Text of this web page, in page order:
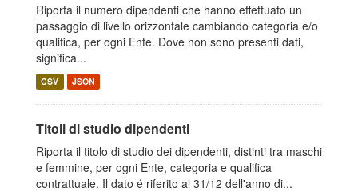
Riporta il numero dipendenti che hanno effettuato un
passaggio di livello orizzontale cambiando categoria e/o
qualifica, per ogni Ente. Dove non sono presenti dati,
significa...
CSV JSON
Titoli di studio dipendenti
Riporta il titolo di studio dei dipendenti, distinti tra maschi
e femmine, per ogni Ente, categoria e qualifica
contrattuale. Il dato é riferito al 31/12 dell'anno di...